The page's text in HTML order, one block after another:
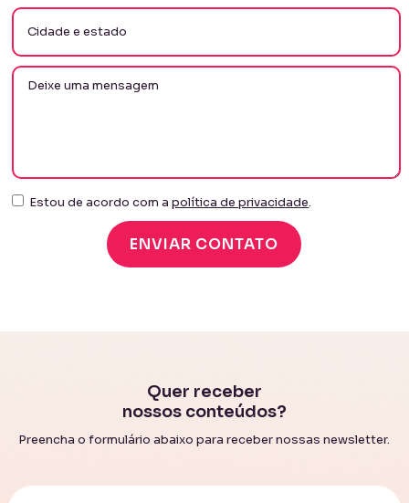
Estou de acordo com apolítica de privacidade.
Quer receber
nossos conteúdos?
Preencha o formulário abaixo para receber nossas newsletter.